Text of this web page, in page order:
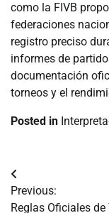
como la FIVB
federaciones
registro preciso
informes de
documentación
torneos y el
Posted in
Post
navigation
Previous:
Reglas Oficiales de